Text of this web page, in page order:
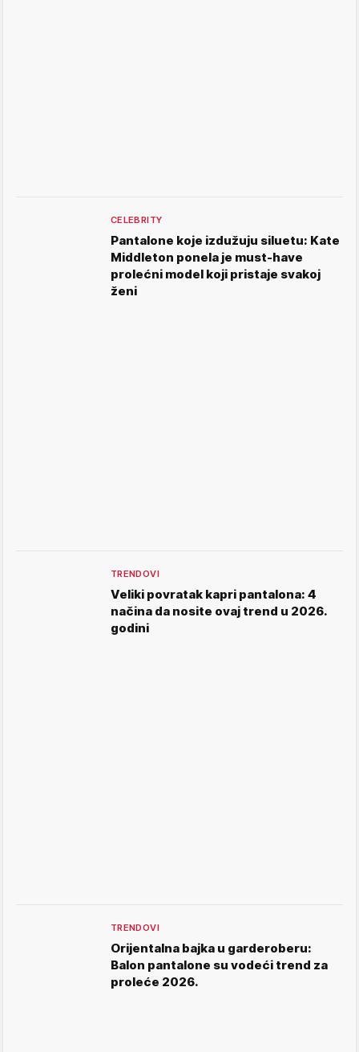
CELEBRITY
Pantalone koje izdužuju siluetu: Kate
Middleton ponela je must-have
prolećni model koji pristaje svakoj
ženi
TRENDOVI
Veliki povratak kapri pantalona: 4
načina da nosite ovaj trend u 2026.
godini
TRENDOVI
Orijentalna bajka u garderoberu:
Balon pantalone su vodeći trend za
proleće 2026.